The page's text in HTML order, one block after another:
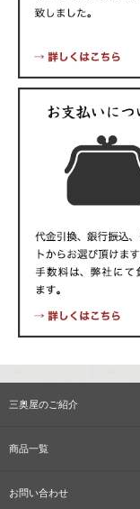
三奥屋のご紹介
商品一覧
お問い合わせ